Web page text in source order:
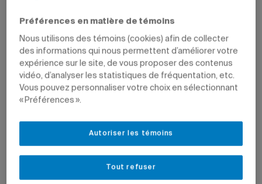
SPORTS ÉTUDIANTS
La formation masculine a remporté cinq matchs sur six,
entre autres grâce au brio de Félix Deblois-Beaucage.
22 novembre 2022 à 16 h 48
Préférences en matière de témoins
Nous utilisons des témoins (cookies) afin de collecter
des informations qui nous permettent d’améliorer votre
expérience sur le site, de vous proposer des contenus
vidéo, d’analyser les statistiques de fréquentation, etc.
Vous pouvez personnaliser votre choix en sélectionnant
« Préférences ».
Tout refuser
Autoriser les témoins